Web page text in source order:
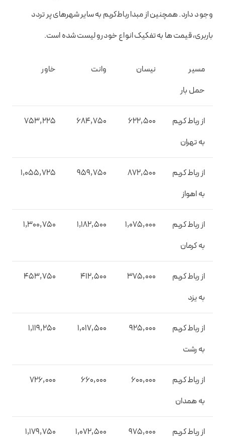
وجود دارد. همچنین از مبدا رباط‌کریم به سایر شهرهای پر تردد
باربری، قیمت ها به تفکیک انواع خودرو لیست شده است.
مسیر
حمل بار
نیسان وانت خاور
از رباط کریم
به تهران
622,500
684,750
753,225
از رباط کریم
به اهواز
872,500
959,750
1,055,725
از رباط کریم
به کرمان
1,075,000
1,182,500
1,300,750
از رباط کریم
به یزد
375,000
412,500
453,750
از رباط کریم
به رشت
925,000
1,017,500
1,119,250
از رباط کریم
به همدان
600,000
660,000
726,000
از رباط کریم
975,000
1,072,500
1,179,750